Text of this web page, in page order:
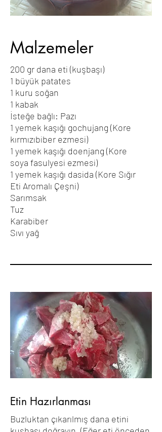
Malzemeler
200 gr dana eti (kuşbaşı)
1 büyük patates
1 kuru soğan
1 kabak
İsteğe bağlı: Pazı
1 yemek kaşığı gochujang (Kore
kırmızıbiber ezmesi)
1 yemek kaşığı doenjang (Kore
soya fasulyesi ezmesi)
1 yemek kaşığı dasida (Kore Sığır
Eti Aromalı Çeşni)
Sarımsak
Tuz
Karabiber
Sıvı yağ
Etin Hazırlanması
Buzluktan çıkarılmış dana etini